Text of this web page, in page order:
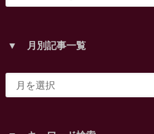
▼ 月別記事一覧